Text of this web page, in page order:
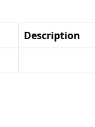
Description